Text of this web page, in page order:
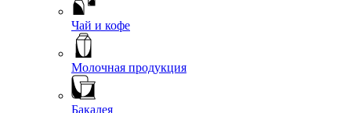
Чай и кофе
Молочная продукция
Бакалея